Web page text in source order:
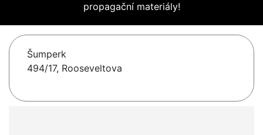
propagační materiály!
Šumperk
494/17, Rooseveltova